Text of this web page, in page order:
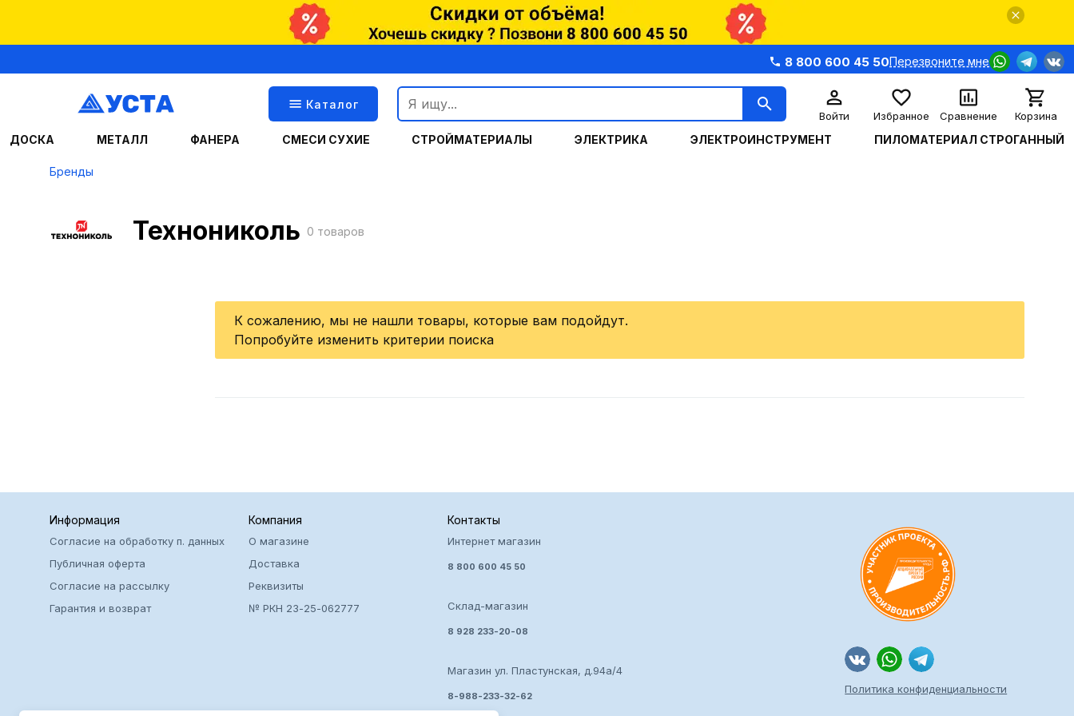
8 800 600 45 50Перезвоните мне
Каталог
Войти Избранное Сравнение Корзина
ДОСКА МЕТАЛЛ ФАНЕРА СМЕСИ СУХИЕ СТРОЙМАТЕРИАЛЫ ЭЛЕКТРИКА ЭЛЕКТРОИНСТРУМЕНТ ПИЛОМАТЕРИАЛ СТРОГАННЫЙ
Бренды
Технониколь 0 товаров
К сожалению, мы не нашли товары, которые вам подойдут.
Попробуйте изменить критерии поиска
Информация
Согласие на обработку п. данных
Публичная оферта
Согласие на рассылку
Гарантия и возврат
Компания
О магазине
Доставка
Реквизиты
№ РКН 23-25-062777
Контакты
Интернет магазин
8 800 600 45 50
Склад-магазин
8 928 233-20-08
Магазин ул. Пластунская, д.94а/4
8-988-233-32-62
Политика конфиденциальности